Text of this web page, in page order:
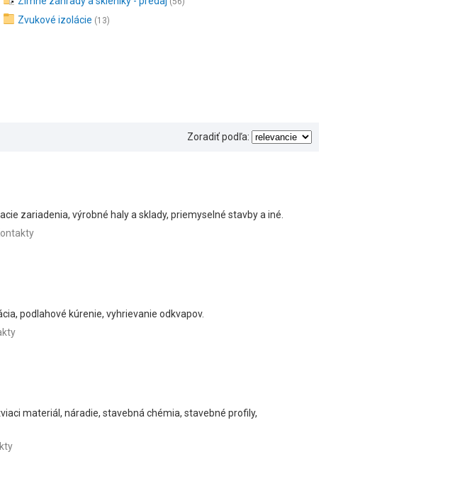
Zvukové izolácie (13)
Zoradiť podľa:
zariadenia, výrobné haly a sklady, priemyselné stavby a iné.
podlahové kúrenie, vyhrievanie odkvapov.
materiál, náradie, stavebná chémia, stavebné profily,